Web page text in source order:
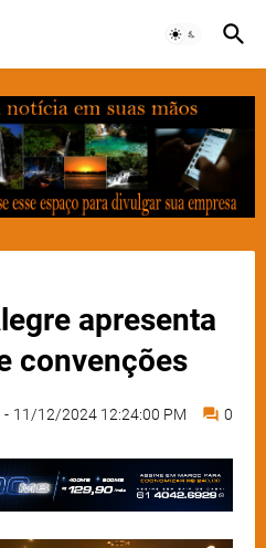
apresenta
convenções
- 11/12/2024 12:24:00 PM 0